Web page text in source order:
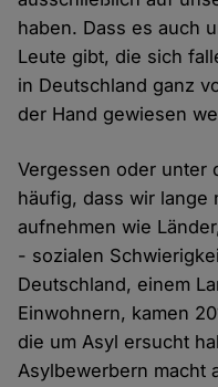
haben. Dass es auch
Leute gibt, die sich
in Deutschland ganz
der Hand gewiesen
Vergessen oder unter
häufig, dass wir lange
aufnehmen wie
- sozialen
Deutschland, einem
Einwohnern, kamen
die um Asyl ersucht
Asylbewerbern macht